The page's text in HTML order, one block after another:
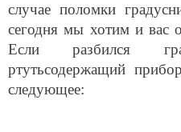
случае поломки
сегодня мы хотим и вас
Если разбился
ртутьсодержащий
следующее: